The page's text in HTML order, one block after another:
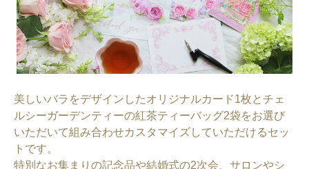
美しいバラをデザインしたオリジナルカード1枚とチェ
ルシーガーデンティーの紅茶ティーバッグ2袋をお選び
いただいて組み合わせカスタマイズしていただけるセッ
トです。
特別なお集まりの記念品や結婚式の2次会、サロンやシ